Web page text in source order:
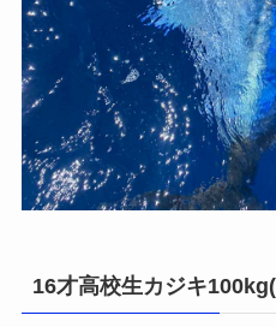
16才高校生カジキ